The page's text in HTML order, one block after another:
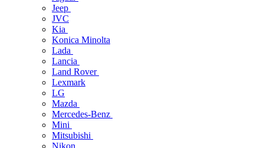
Jeep
JVC
Kia
Konica Minolta
Lada
Lancia
Land Rover
Lexmark
LG
Mazda
Mercedes-Benz
Mini
Mitsubishi